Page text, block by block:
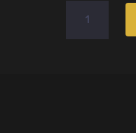
T-